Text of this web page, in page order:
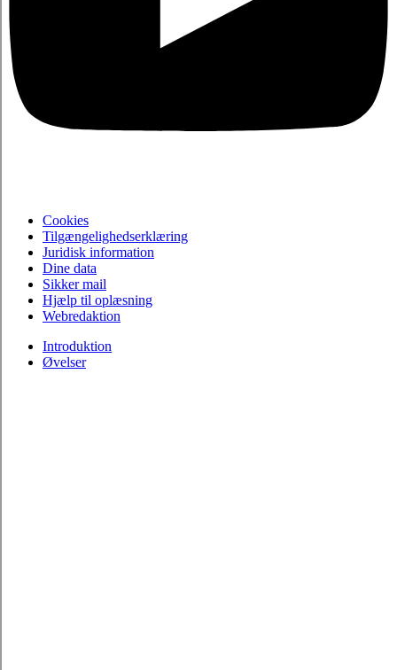
Cookies
Tilgængelighedserklæring
Juridisk information
Dine data
Sikker mail
Hjælp til oplæsning
Webredaktion
Introduktion
Øvelser